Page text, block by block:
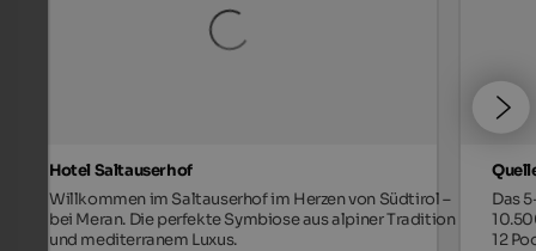
Hotel Saltauserhof
Willkommen im Saltauserhof im Herzen von Südtirol –
bei Meran. Die perfekte Symbiose aus alpiner Tradition
und mediterranem Luxus.
Das
12